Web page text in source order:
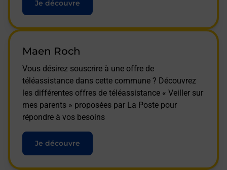
Je découvre
Maen Roch
Vous désirez souscrire à une offre de
téléassistance dans cette commune ? Découvrez
les différentes offres de téléassistance « Veiller sur
mes parents » proposées par La Poste pour
répondre à vos besoins
Je découvre